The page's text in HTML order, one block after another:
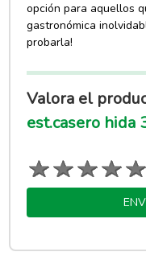
opción para aquellos
gastronómica
probarla!
Valora el
est.casero hida